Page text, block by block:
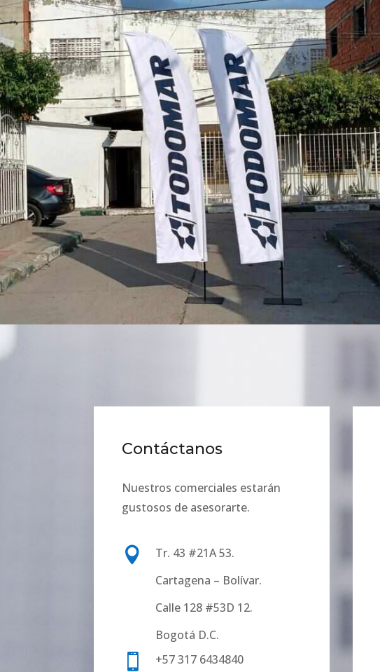
Contáctanos
Nuestros comerciales estarán
gustosos de asesorarte.

Tr. 43 #21A 53.
Cartagena – Bolívar.
Calle 128 #53D 12.
Bogotá D.C.
 +57 317 6434840